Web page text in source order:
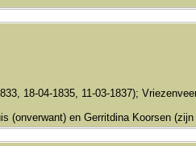
18-04-1835, 11-03-1837);
(onverwant) en Gerritdina Koorsen